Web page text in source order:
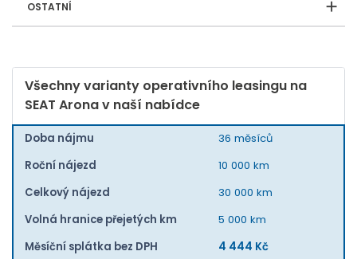
OSTATNÍ
Všechny varianty operativního leasingu na
SEAT Arona v naší nabídce
Doba nájmu
36 měsíců
Roční nájezd
10 000 km
Celkový nájezd
30 000 km
Volná hranice přejetých km
5 000 km
Měsíční splátka bez DPH
4 444 Kč